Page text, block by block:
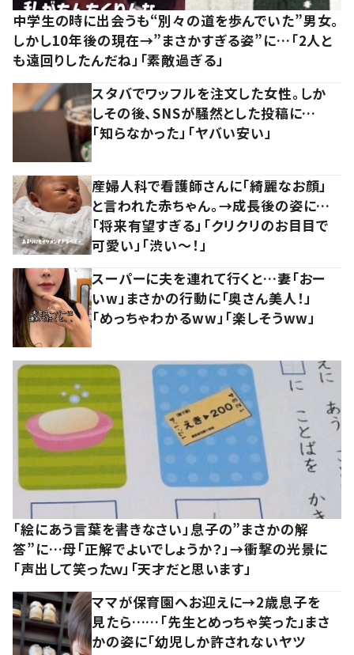
中学生の時に出会うも“別々の道を歩んでいた”男女。
しかし10年後の現在→”まさかすぎる姿”に…「2人と
も遠回りしたんだね」「素敵過ぎる」
スタバでワッフルを注文した女性。しか
しその後、SNSが騒然とした投稿に…
「知らなかった」「ヤバい安い」
産婦人科で看護師さんに「綺麗なお顔」
と言われた赤ちゃん。→成長後の姿に…
「将来有望すぎる」「クリクリのお目目で
可愛い」「渋い～！」
スーパーに夫を連れて行くと…妻「おー
いw」まさかの行動に「奥さん美人！」
「めっちゃわかるww」「楽しそうww」
「絵にあう言葉を書きなさい」息子の”まさかの解
答”に…母「正解でよいでしょうか？」→衝撃の光景に
「声出して笑ったｗ」「天才だと思います」
ママが保育園へお迎えに→2歳息子を
見たら……「先生とめっちゃ笑った」まさ
かの姿に「幼児しか許されないヤツ